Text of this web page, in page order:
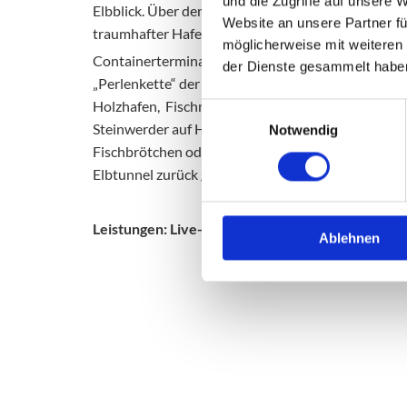
Website an unsere Partner
möglicherweise mit
der Dienste gesammelt
Einwilligungsauswahl
Notwendig
Ablehnen
Elbblick. Über den futuristischen „Park Fiction“
traumhafter Hafenlage. Der Weg führt uns weiter
Containerterminals auf den Elbhängen zum
„Perlenkette“ der aktuellen Altonaer Großen
Holzhafen, Fischmarkt und durchqueren den
Steinwerder auf Hamburg . Genießen Sie das
Fischbrötchen oder Kaffee. Wir sind mitten im
Elbtunnel zurück geht es durch die Hafen City,
Leistungen: Live-Begleitung*Helm*Fahrrad* gut